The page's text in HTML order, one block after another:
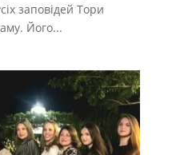
заповідей Тори
Його...